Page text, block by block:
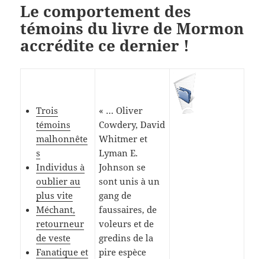
Le comportement des
témoins du livre de Mormon
accrédite ce dernier !
Trois
témoins
malhonnête
s
Individus à
oublier au
plus vite
Méchant,
retourneur
de veste
Fanatique et
« … Oliver
Cowdery, David
Whitmer et
Lyman E.
Johnson se
sont unis à un
gang de
faussaires, de
voleurs et de
gredins de la
pire espèce